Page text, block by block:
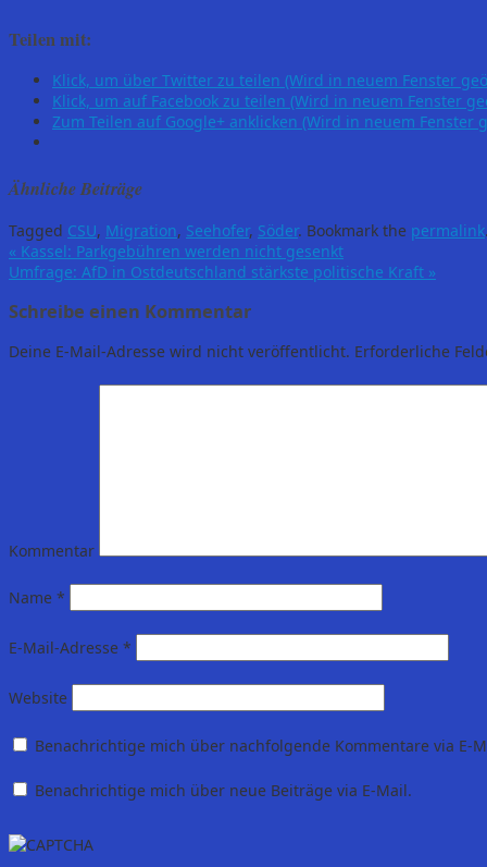
Teilen mit:
Klick, um über Twitter zu teilen (Wird in neuem Fenster
Klick, um auf Facebook zu teilen (Wird in neuem Fenster
Zum Teilen auf Google+ anklicken (Wird in neuem Fenster
Ähnliche Beiträge
Tagged CSU, Migration, Seehofer, Söder. Bookmark the permalink
« Kassel: Parkgebühren werden nicht gesenkt
Umfrage: AfD in Ostdeutschland stärkste politische Kraft »
Schreibe einen Kommentar
Deine E-Mail-Adresse wird nicht veröffentlicht. Erforderliche
Kommentar
Name *
E-Mail-Adresse *
Website
Benachrichtige mich über nachfolgende Kommentare via E-
Benachrichtige mich über neue Beiträge via E-Mail.